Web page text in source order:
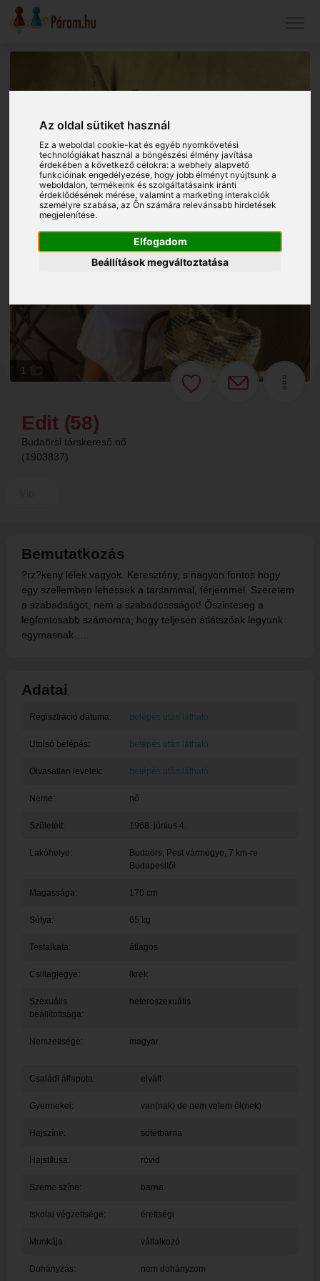
Az oldal sütiket használ
Ez a weboldal cookie-kat és egyéb nyomkövetési
technológiákat használ a böngészési élmény javítása
érdekében a következő célokra:a webhely alapvető
funkcióinak engedélyezése, hogy jobb élményt nyújtsunk a
weboldalon,termékeink és szolgáltatásaink iránti
érdeklődésének mérése, valamint a marketing interakciók
személyre szabása,az Ön számára relevánsabb hirdetések
megjelenítése.
Elfogadom
Beállítások megváltoztatása
1
Edit (58)
Budaörsi társkereső nő
(1903837)
Bemutatkozás
?rz?keny lélek vagyok. Keresztény, s nagyon fontos hogy
egy szellemben lehessek a társammal, férjemmel. Szeretem
a szabadságot, nem a szabadossságot! Őszinteseg a
legfontosabb számomra, hogy teljesen átlátszóak legyunk
egymasnak…..
Adatai
Regisztráció dátuma: belépés után látható
Utolsó belépés: belépés után látható
Olvasatlan levelek: belépés után látható
Neme: nő
Született: 1968. június 4.
Lakóhelye: Budaörs, Pest vármegye, 7 km-re
Budapesttől
Magassága: 170 cm
Súlya: 65 kg
Testalkata: átlagos
Csillagjegye: ikrek
Szexuális
beállítottsága:
heteroszexuális
Nemzetisége: magyar
Családi állapota: elvált
Gyermekei: van(nak) de nem velem él(nek)
Hajszíne: sötétbarna
Hajstílusa: rövid
Szeme színe: barna
Iskolai végzettsége: érettségi
Munkája: vállalkozó
Dohányzás: nem dohányzom